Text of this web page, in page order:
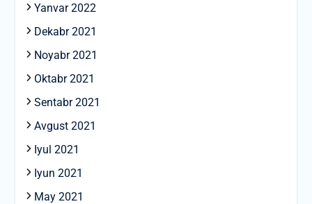
Yanvar 2022
Dekabr 2021
Noyabr 2021
Oktabr 2021
Sentabr 2021
Avgust 2021
Iyul 2021
Iyun 2021
May 2021